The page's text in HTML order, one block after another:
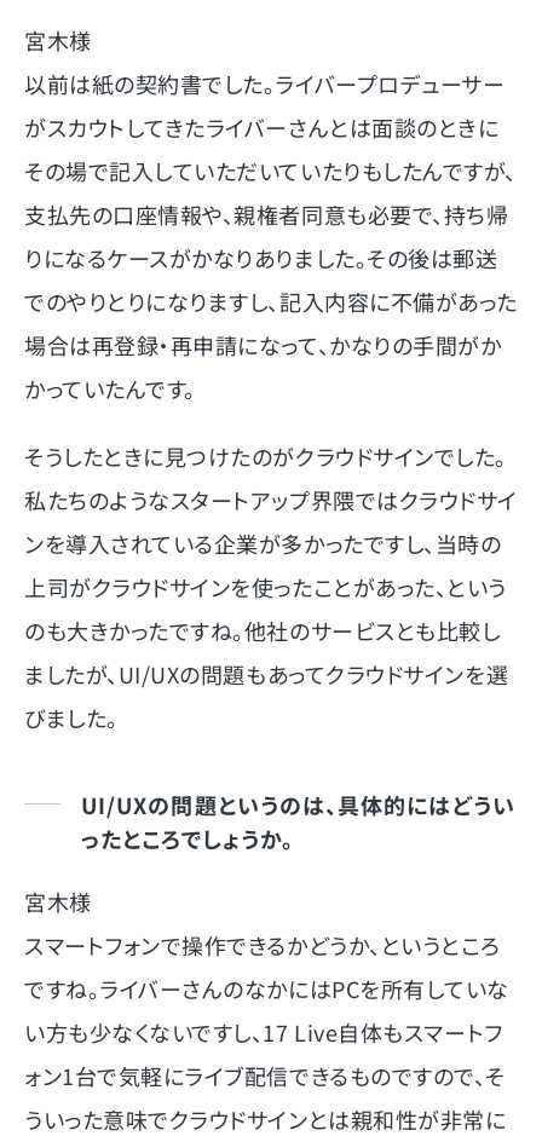
宮木様
以前は紙の契約書でした。ライバープロデューサー
がスカウトしてきたライバーさんとは面談のときに
その場で記入していただいていたりもしたんですが、
支払先の口座情報や、親権者同意も必要で、持ち帰
りになるケースがかなりありました。その後は郵送
でのやりとりになりますし、記入内容に不備があった
場合は再登録・再申請になって、かなりの手間がか
かっていたんです。
そうしたときに見つけたのがクラウドサインでした。
私たちのようなスタートアップ界隈ではクラウドサイ
ンを導入されている企業が多かったですし、当時の
上司がクラウドサインを使ったことがあった、という
のも大きかったですね。他社のサービスとも比較し
ましたが、UI/UXの問題もあってクラウドサインを選
びました。
UI/UXの問題というのは、具体的にはどうい
ったところでしょうか。
宮木様
スマートフォンで操作できるかどうか、というところ
ですね。ライバーさんのなかにはPCを所有していな
い方も少なくないですし、17 Live自体もスマートフ
ォン1台で気軽にライブ配信できるものですので、そ
ういった意味でクラウドサインとは親和性が非常に